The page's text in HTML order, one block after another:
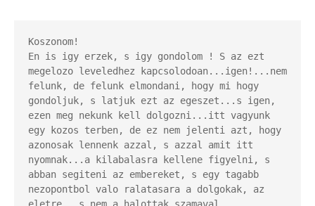
Koszonom!
En is igy erzek, s igy gondolom ! S az ezt
megelozo leveledhez kapcsolodoan...igen!...nem
felunk, de felunk elmondani, hogy mi hogy
gondoljuk, s latjuk ezt az egeszet...s igen,
ezen meg nekunk kell dolgozni...itt vagyunk
egy kozos terben, de ez nem jelenti azt, hogy
azonosak lennenk azzal, s azzal amit itt
nyomnak...a kilabalasra kellene figyelni, s
abban segiteni az embereket, s egy tagabb
nezopontbol valo ralatasara a dolgokak, az